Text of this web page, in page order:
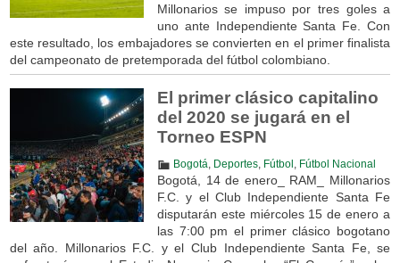
Millonarios se impuso por tres goles a
uno ante Independiente Santa Fe. Con
este resultado, los embajadores se convierten en el primer finalista
del campeonato de pretemporada del fútbol colombiano.
El primer clásico capitalino
del 2020 se jugará en el
Torneo ESPN
Bogotá Deportes, Fútbol Fútbol Nacional
Bogotá, 14 de enero_ RAM_ Millonarios
F.C. y el Club Independiente Santa Fe
disputarán este miércoles 15 de enero a
las 7:00 pm el primer clásico bogotano
del año. Millonarios F.C. y el Club Independiente Santa Fe, se